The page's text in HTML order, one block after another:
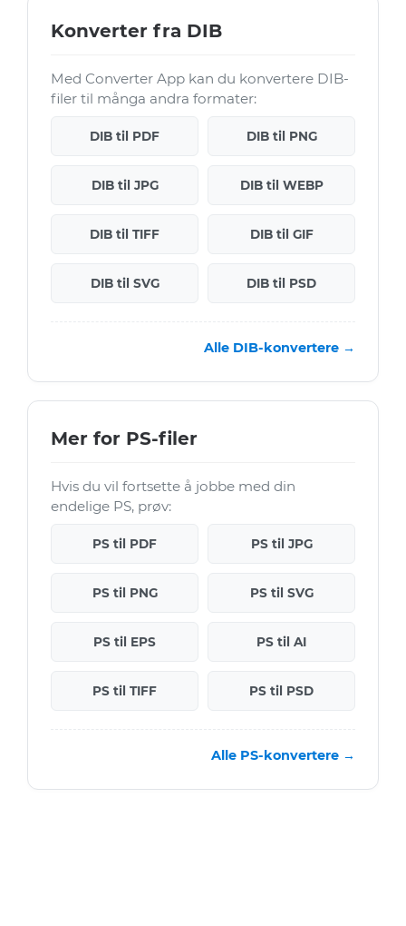
Konverter fra DIB
Med Converter App kan du konvertere DIB-
filer til många andra formater:
DIB til PDF DIB til PNG
DIB til JPG DIB til WEBP
DIB til TIFF DIB til GIF
DIB til SVG DIB til PSD
Alle DIB-konvertere →
Mer for PS-filer
Hvis du vil fortsette å jobbe med din
endelige PS, prøv:
PS til PDF PS til JPG
PS til PNG PS til SVG
PS til EPS PS til AI
PS til TIFF PS til PSD
Alle PS-konvertere →